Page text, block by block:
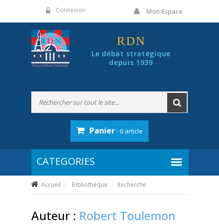
Connexion Mon Espace
RDN
Le débat stratégique
depuis 1939
Panier- 0 article
Accueil Bibliothèque Recherche
Auteur : Robert Toulemon